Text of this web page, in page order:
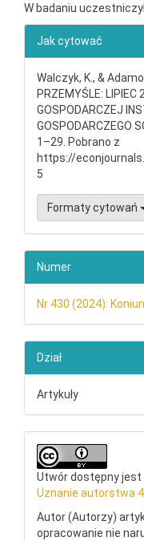
W badaniu
Jak cytować
Walczyk, K., &
PRZEMYŚLE: LIPIEC
GOSPODARCZEJ
GOSPODARCZEGO
1–29. Pobrano z
https://
5
Formaty cytowań
Numer
Nr 430 (2024):
Dział
Artykuły
Utwór dostępny jest
Uznanie autorstwa
Autor (Autorzy)
opracowanie nie